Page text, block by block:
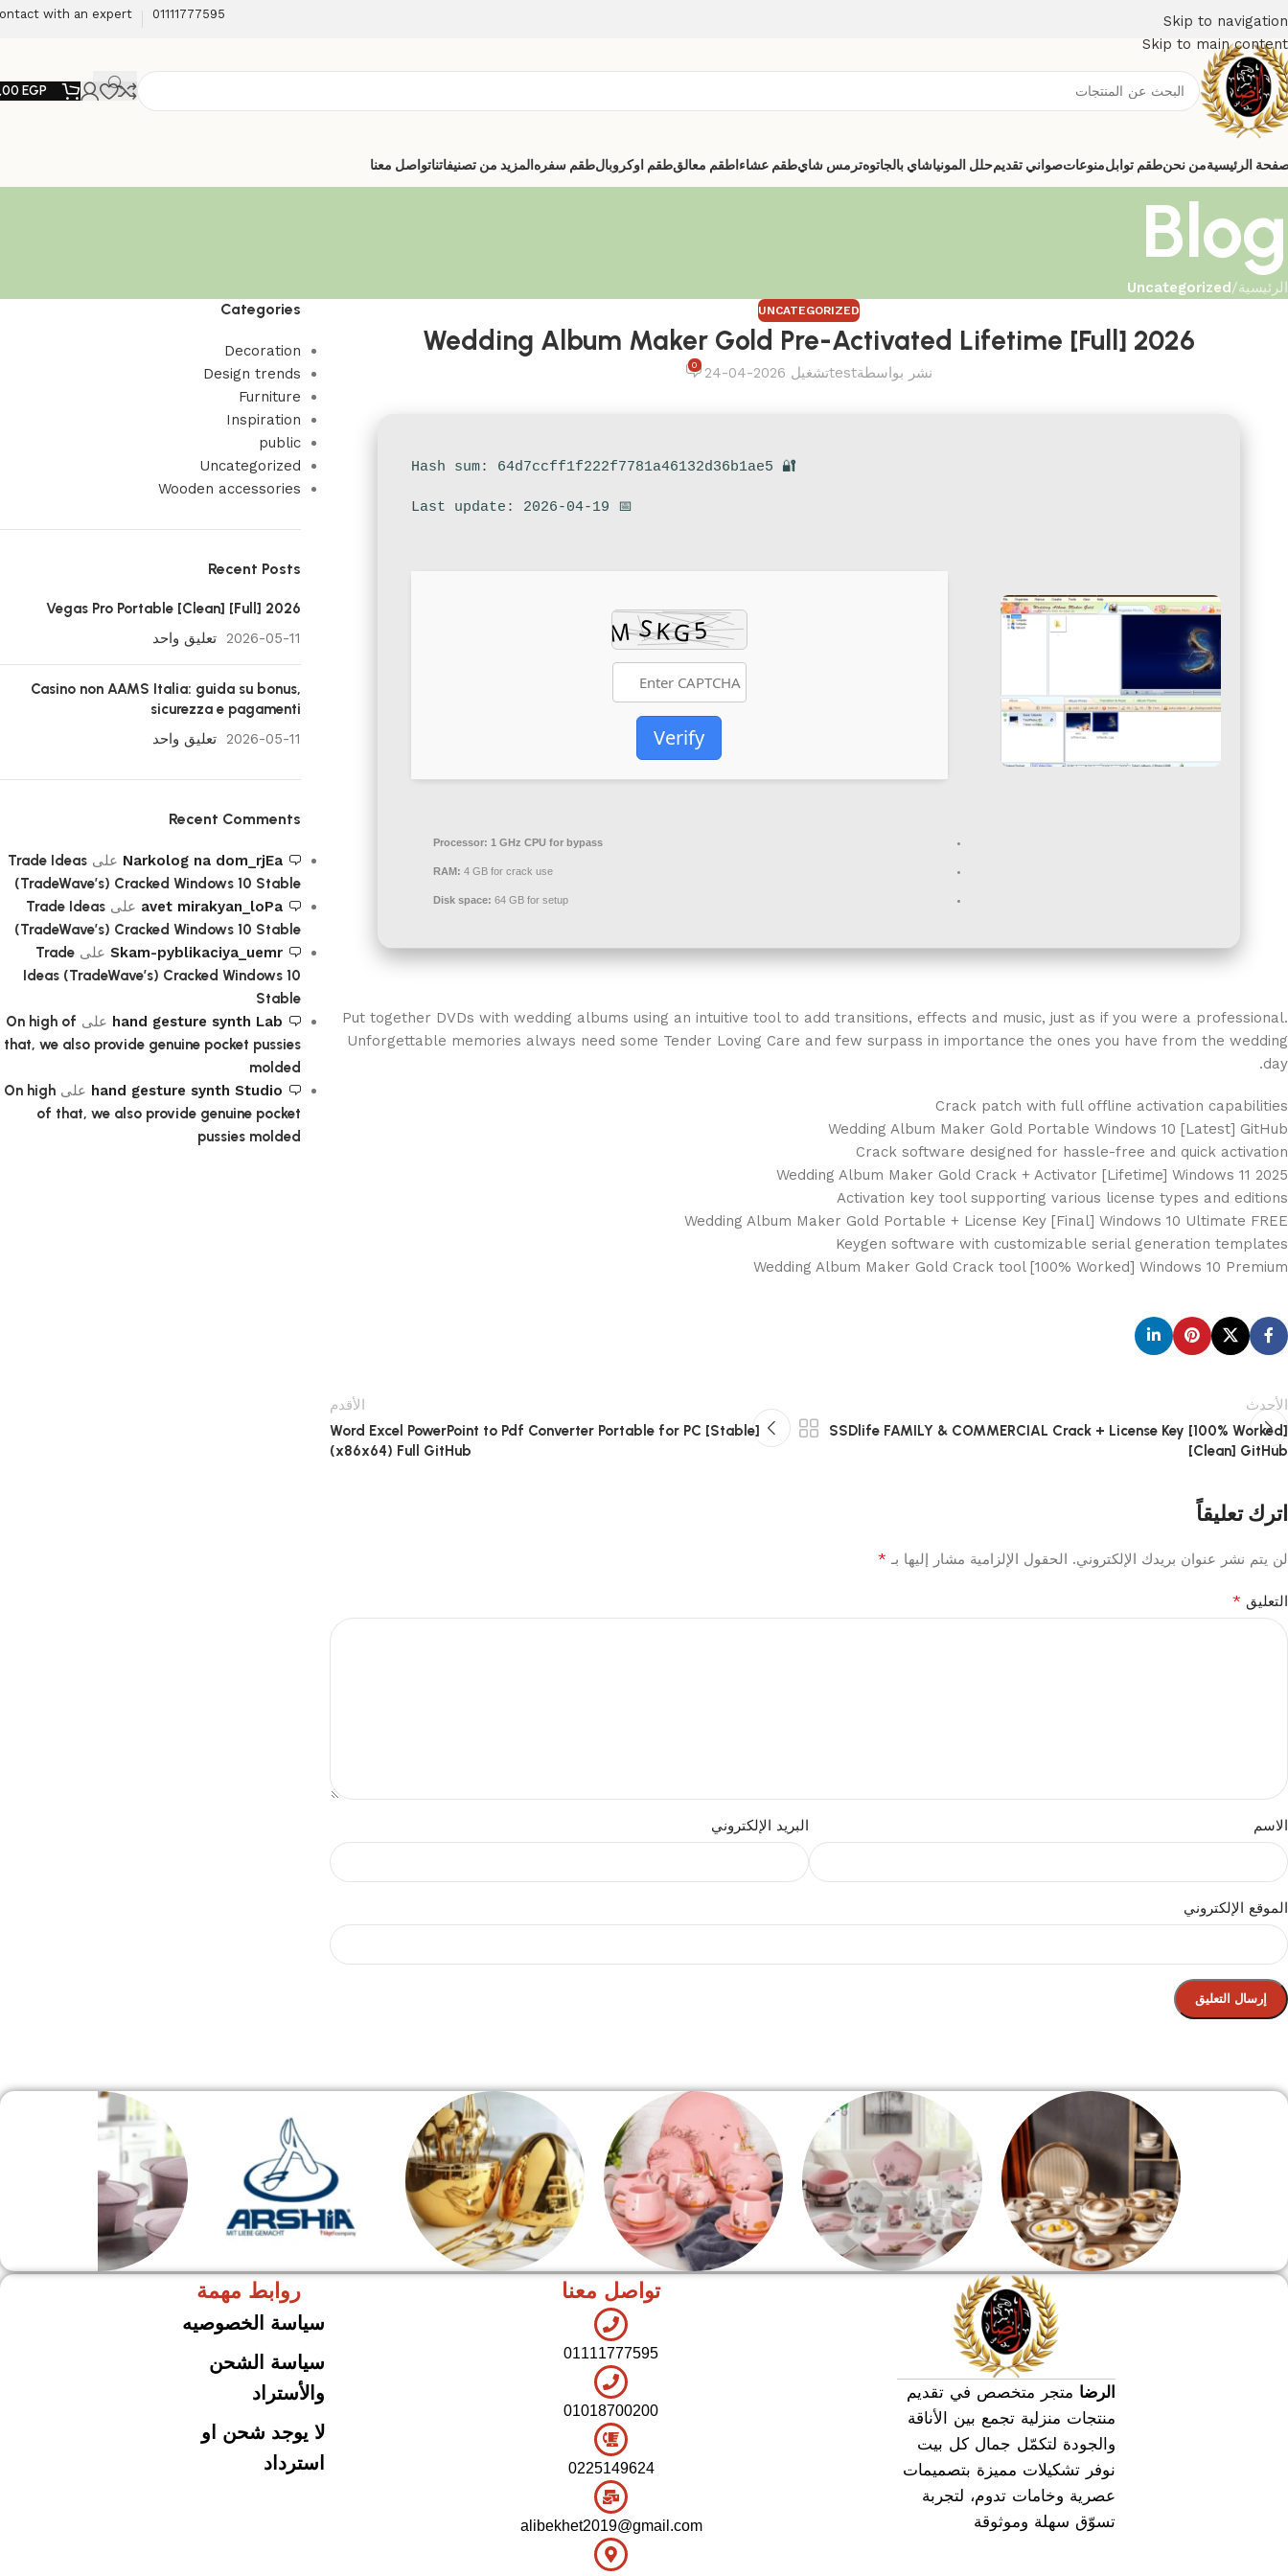
Skip to navigation
Skip to main content
01111777595
with an expert
EGP
الرئيسيةمن نحنطقم توابلمنوعاتصواني تقديمحلل المونياشاي بالجاتوهترمس شايطقم عشاء اطقم معالقطقم اوكروبالطقم سفره المزيد من تصنيفاتناتواصل معنا
Blog
الرئيسية/
Uncategorized
UNCATEGORIZED
Wedding Album Maker Gold Pre-Activated Lifetime [Full] 2026
نشر بواسطةtestتشغيل 2026-04-24 0
🔐 Hash sum: 64d7ccff1f222f7781a46132d36b1ae5
📅 Last update: 2026-04-19
Verify
Processor: 1 GHz CPU for bypass
RAM: 4 GB for crack use
Disk space: 64 GB for setup
Put together DVDs with wedding albums using an intuitive tool to add transitions, effects and music, just as if you were a professional.
Unforgettable memories always need some Tender Loving Care and few surpass in importance the ones you have from the wedding
day.
Crack patch with full offline activation capabilities
Wedding Album Maker Gold Portable Windows 10 [Latest] GitHub
Crack software designed for hassle-free and quick activation
Wedding Album Maker Gold Crack + Activator [Lifetime] Windows 11 2025
Activation key tool supporting various license types and editions
Wedding Album Maker Gold Portable + License Key [Final] Windows 10 Ultimate FREE
Keygen software with customizable serial generation templates
Wedding Album Maker Gold Crack tool [100% Worked] Windows 10 Premium
الأحدث
SSDlife FAMILY & COMMERCIAL Crack + License Key [100% Worked]
[Clean] GitHub
الأقدم
Word Excel PowerPoint to Pdf Converter Portable for PC [Stable]
(x86x64) Full GitHub
اترك تعليقاً
لن يتم نشر عنوان بريدك الإلكتروني. الحقول الإلزامية مشار إليها بـ *
التعليق *
الاسم البريد الإلكتروني
الموقع الإلكتروني
Categories
Decoration
Design trends
Furniture
Inspiration
public
Uncategorized
Wooden accessories
Recent Posts
Vegas Pro Portable [Clean] [Full] 2026
2026-05-11 تعليق واحد
Casino non AAMS Italia: guida su bonus,
sicurezza e pagamenti
2026-05-11 تعليق واحد
Recent Comments
Narkolog na dom_rjEa علىTrade Ideas
(TradeWave’s) Cracked Windows 10 Stable
avet mirakyan_loPa علىTrade Ideas
(TradeWave’s) Cracked Windows 10 Stable
Skam-pyblikaciya_uemr علىTrade
Ideas (TradeWave’s) Cracked Windows 10
Stable
hand gesture synth Lab على On high of
that, we also provide genuine pocket pussies
molded
hand gesture synth Studio علىOn high
of that, we also provide genuine pocket
pussies molded
طقم عشاء
روابط مهمة
سياسة الخصوصيه
سياسة الشحن
والأستراد
لا يوجد شحن او
استرداد
01111777595
01018700200
0225149624
تواصل معنا
alibekhet2019@gmail.com
الرضا متجر متخصص في تقديم
منتجات منزلية تجمع بين الأناقة
والجودة لتكمّل جمال كل بيت
نوفر تشكيلات مميزة بتصميمات
عصرية وخامات تدوم، لتجربة
تسوّق سهلة وموثوقة